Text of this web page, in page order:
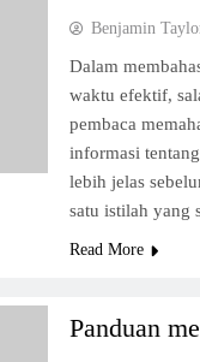
Benjamin
Dalam
waktu efektif,
pembaca
informasi
lebih jelas
satu istilah yang
Read More
Panduan